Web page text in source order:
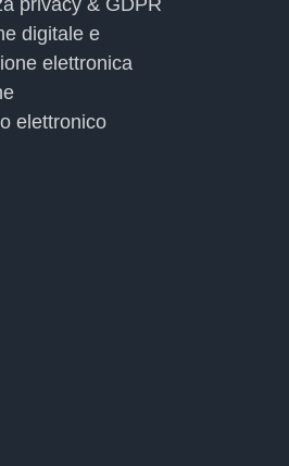
privacy & GDPR
digitale e
elettronica
elettronico